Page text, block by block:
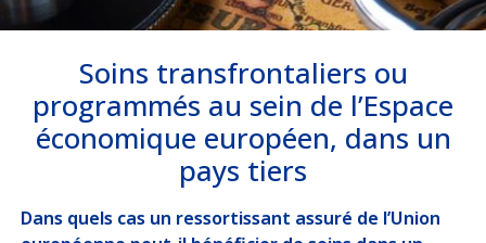
INTERNATIONALE
SOLUTIONS PROS DE L'ASSURANCE
Soins transfrontaliers ou
programmés au sein de l’Espace
économique européen, dans un
pays tiers
Dans quels cas un ressortissant assuré de l’Union